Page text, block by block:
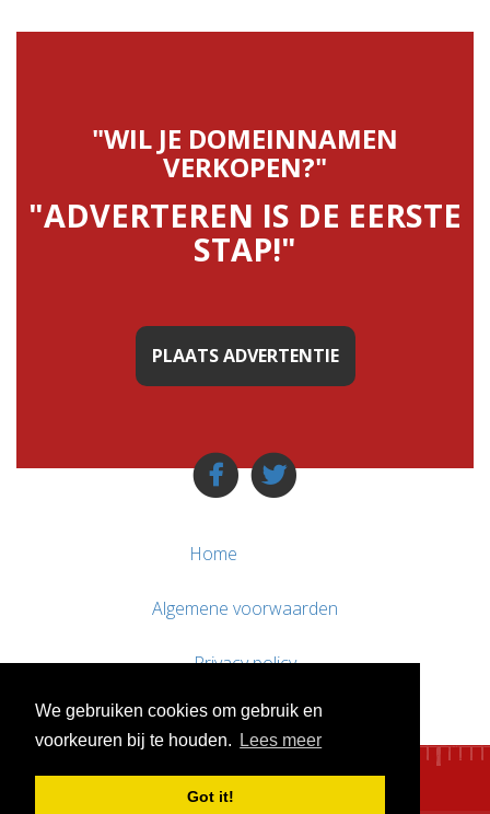
We gebruiken cookies om gebruik en
voorkeuren bij te houden.
Lees meer
Got it!
"WIL JE DOMEINNAMEN
VERKOPEN?"
"ADVERTEREN IS DE EERSTE
STAP!"
PLAATS ADVERTENTIE
Home
Algemene voorwaarden
Privacy policy
Contact / Support